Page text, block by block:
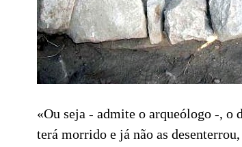
«Ou seja - admite o arqueólogo -, o
terá morrido e já não as